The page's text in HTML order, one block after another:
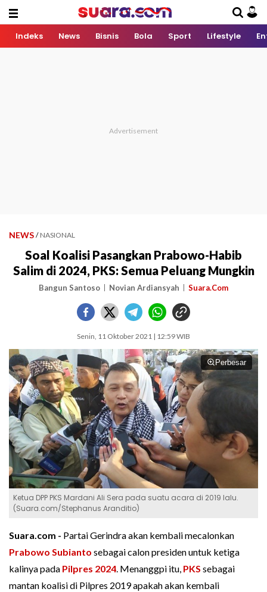
Indeks News Bisnis Bola Sport Lifestyle
NEWS / NASIONAL
Soal Koalisi Pasangkan Prabowo-Habib
Salim di 2024, PKS: Semua Peluang Mungkin
Bangun Santoso Novian Ardiansyah Suara.Com
Senin, 11 Oktober 2021 | 12:59 WIB
Perbesar
Ketua DPP PKS Mardani Ali Sera pada suatu acara di 2019 lalu.
(Suara.com/Stephanus Aranditio)
Suara.com - Partai Gerindra akan kembali mecalonkan
Prabowo Subianto sebagai calon presiden untuk ketiga
kalinya pada Pilpres 2024. Menanggpi itu, PKS sebagai
mantan koalisi di Pilpres 2019 apakah akan kembali